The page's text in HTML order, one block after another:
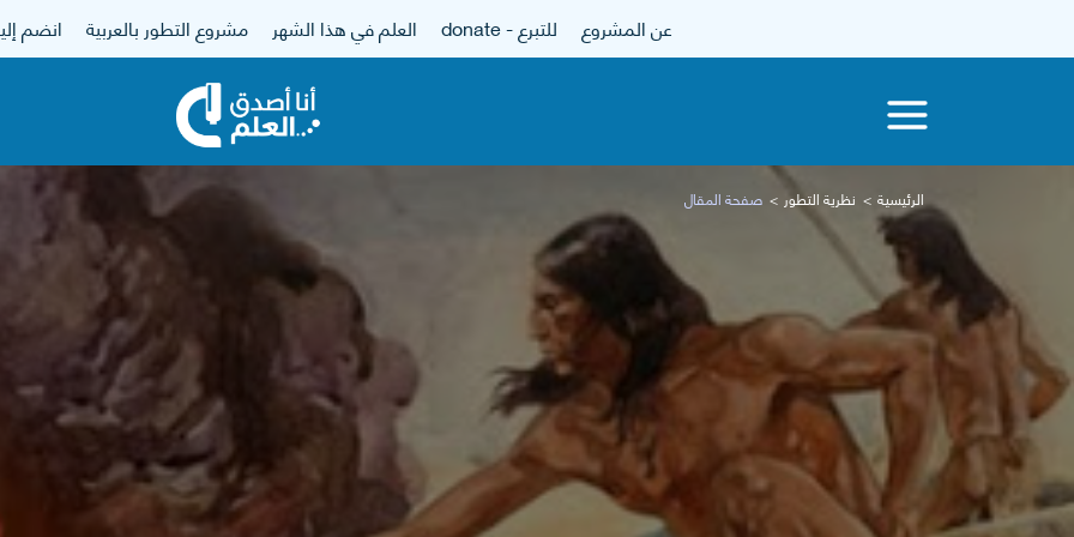
عن المشروع للتبرع - donate العلم في هذا الشهر مشروع التطور بالعربية انضم
الرئيسية نظرية التطور صفحة المقال